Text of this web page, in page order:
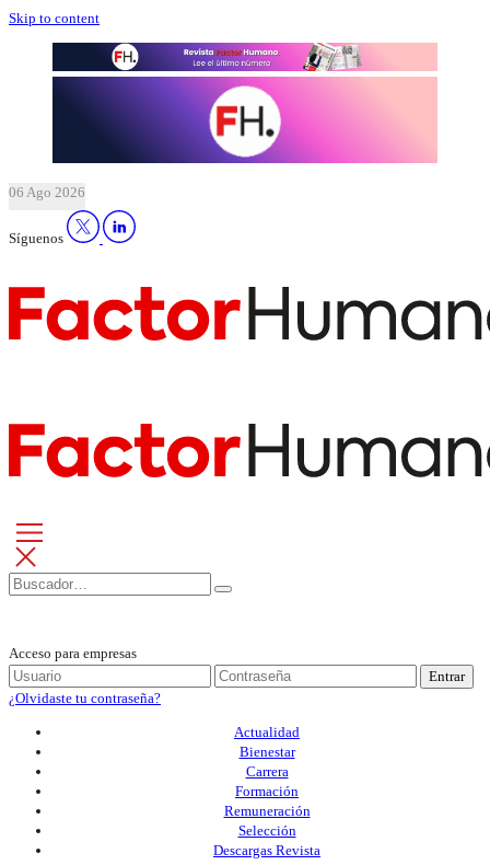
Skip to content
06 Ago 2026
Síguenos
Acceso para empresas
Entrar
¿Olvidaste tu contraseña?
Actualidad
Bienestar
Carrera
Formación
Remuneración
Selección
Descargas Revista